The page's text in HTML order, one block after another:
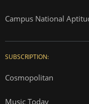
Campus National
SUBSCRIPTION:
Cosmopolitan
Music Today